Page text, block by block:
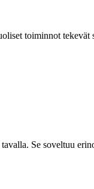
toiminnot
Se soveltuu